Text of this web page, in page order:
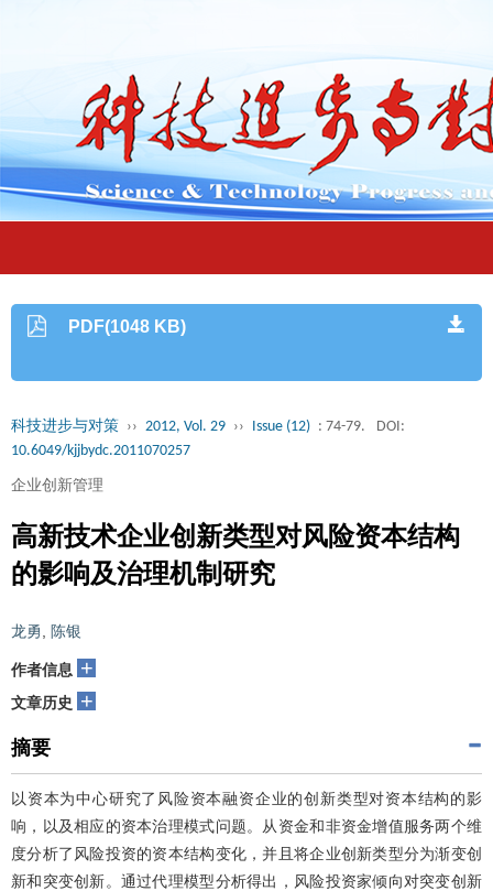
PDF(1048 KB)
科技进步与对策 ›› 2012, Vol. 29 ›› Issue (12) : 74-79.
DOI:
10.6049/kjjbydc.2011070257
企业创新管理
高新技术企业创新类型对风险资本结构
的影响及治理机制研究
龙勇 陈银
作者信息 +
文章历史 +
摘要
以资本为中心研究了风险资本融资企业的创新类型对资本结构的影
响，以及相应的资本治理模式问题。从资金和非资金增值服务两个维
度分析了风险投资的资本结构变化，并且将企业创新类型分为渐变创
新和突变创新。通过代理模型分析得出，风险投资家倾向对突变创新